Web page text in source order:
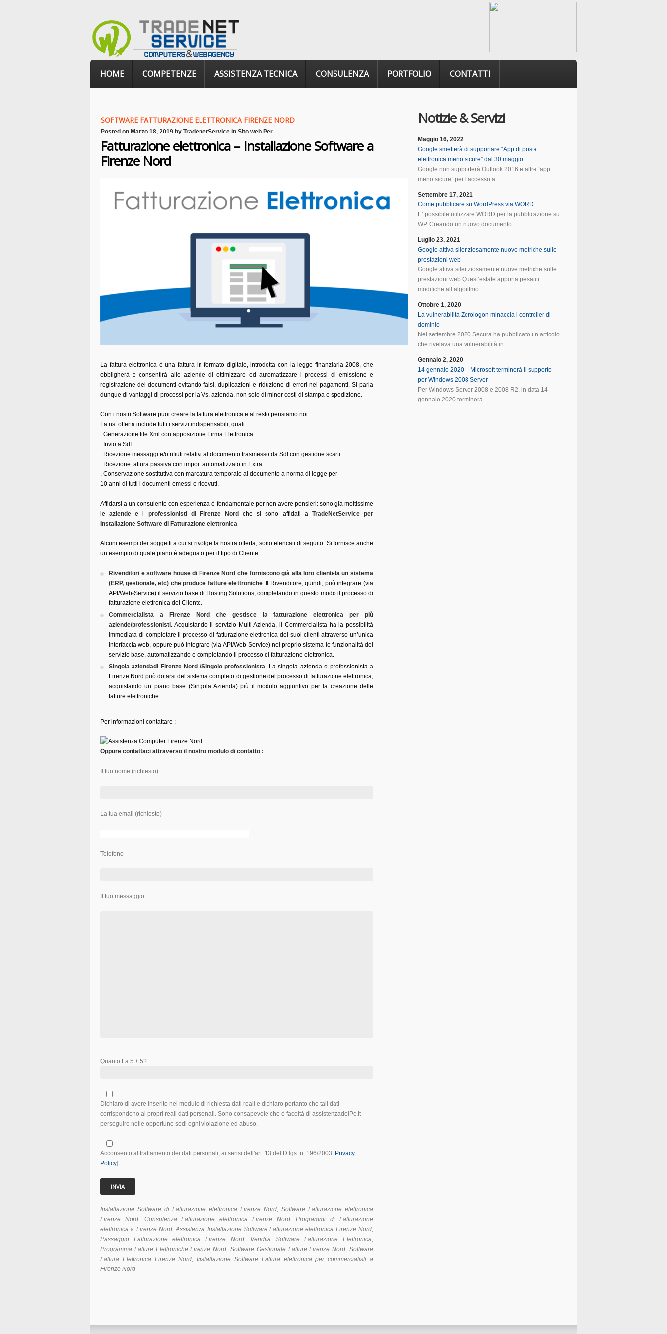
HOME COMPETENZE ASSISTENZA TECNICA CONSULENZA PORTFOLIO CONTATTI
SOFTWARE FATTURAZIONE ELETTRONICA FIRENZE NORD
Posted on Marzo 18, 2019 by TradenetService in Sito web Per
Fatturazione elettronica – Installazione Software a
Firenze Nord
La fattura elettronica è una fattura in formato digitale, introdotta con la legge finanziaria 2008, che
obbligherà e consentirà alle aziende di ottimizzare ed automatizzare i processi di emissione e
registrazione dei documenti evitando falsi, duplicazioni e riduzione di errori nei pagamenti. Si parla
dunque di vantaggi di processi per la Vs. azienda, non solo di minor costi di stampa e spedizione.
Con i nostri Software puoi creare la fattura elettronica e al resto pensiamo noi.
La ns. offerta include tutti i servizi indispensabili, quali:
. Generazione file Xml con apposizione Firma Elettronica
. Invio a SdI
. Ricezione messaggi e/o rifiuti relativi al documento trasmesso da SdI con gestione scarti
. Ricezione fattura passiva con import automatizzato in Extra.
. Conservazione sostitutiva con marcatura temporale al documento a norma di legge per
10 anni di tutti i documenti emessi e ricevuti.
Affidarsi a un consulente con esperienza è fondamentale per non avere pensieri: sono già moltissime
le aziende e i professionisti di Firenze Nordche si sono affidati a TradeNetService per
Installazione Software di Fatturazione elettronica
Alcuni esempi dei soggetti a cui si rivolge la nostra offerta, sono elencati di seguito. Si fornisce anche
un esempio di quale piano è adeguato per il tipo di Cliente.
Rivenditori e software house di Firenze Nord che forniscono già alla loro clientela un sistema
(ERP, gestionale, etc) che produce fatture elettroniche. Il Rivenditore, quindi, può integrare (via
API/Web-Service) il servizio base di Hosting Solutions, completando in questo modo il processo di
fatturazione elettronica del Cliente.
Commercialista a Firenze Nord che gestisce la fatturazione elettronica per più
aziende/professionisti. Acquistando il servizio Multi Azienda, il Commercialista ha la possibilità
immediata di completare il processo di fatturazione elettronica dei suoi clienti attraverso un’unica
interfaccia web, oppure può integrare (via API/Web-Service) nel proprio sistema le funzionalità del
servizio base, automatizzando e completando il processo di fatturazione elettronica.
Singola aziendadi Firenze Nord /Singolo professionista. La singola azienda o professionista a
Firenze Nord può dotarsi del sistema completo di gestione del processo di fatturazione elettronica,
acquistando un piano base (Singola Azienda) più il modulo aggiuntivo per la creazione delle
fatture elettroniche.
Per informazioni contattare :
Oppure contattaci attraverso il nostro modulo di contatto :
Il tuo nome (richiesto)
La tua email (richiesto)
Telefono
Il tuo messaggio
Quanto Fa 5 + 5?
Dichiaro di avere inserito nel modulo di richiesta dati reali e dichiaro pertanto che tali dati
corrispondono ai propri reali dati personali. Sono consapevole che è facoltà di assistenzadelPc.it
perseguire nelle opportune sedi ogni violazione ed abuso.
Acconsento al trattamento dei dati personali, ai sensi dell'art. 13 del D.lgs. n. 196/2003 [Privacy
Policy]
Installazione Software di Fatturazione elettronica Firenze Nord, Software Fatturazione elettronica
Firenze Nord, Consulenza Fatturazione elettronica Firenze Nord, Programmi di Fatturazione
elettronica a Firenze Nord, Assistenza Installazione Software Fatturazione elettronica Firenze Nord,
Passaggio Fatturazione elettronica Firenze Nord, Vendita Software Fatturazione Elettronica,
Programma Fatture Elettroniche Firenze Nord, Software Gestionale Fatture Firenze Nord, Software
Fattura Elettronica Firenze Nord, Installazione Software Fattura elettronica per commercialisti a
Firenze Nord
Notizie & Servizi
Maggio 16, 2022
Google smetterà di supportare “App di posta
elettronica meno sicure” dal 30 maggio.
Google non supporterà Outlook 2016 e altre “app
meno sicure” per l’accesso a...
Settembre 17, 2021
Come pubblicare su WordPress via WORD
E’ possibile utilizzare WORD per la pubblicazione su
WP. Creando un nuovo documento...
Luglio 23, 2021
Google attiva silenziosamente nuove metriche sulle
prestazioni web
Google attiva silenziosamente nuove metriche sulle
prestazioni web Quest’estate apporta pesanti
modifiche all’algoritmo...
Ottobre 1, 2020
La vulnerabilità Zerologon minaccia i controller di
dominio
Nel settembre 2020 Secura ha pubblicato un articolo
che rivelava una vulnerabilità in...
Gennaio 2, 2020
14 gennaio 2020 – Microsoft terminerà il supporto
per Windows 2008 Server
Per Windows Server 2008 e 2008 R2, in data 14
gennaio 2020 terminerà...